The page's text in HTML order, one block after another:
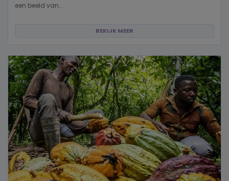
een beeld van...
BEKIJK MEER